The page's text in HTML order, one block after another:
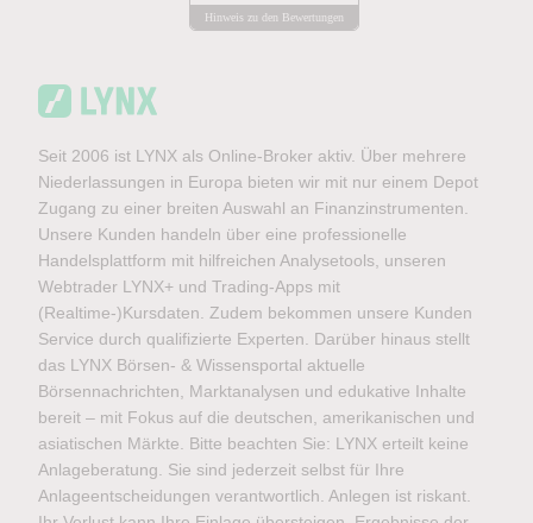
Hinweis zu den Bewertungen
Seit 2006 ist LYNX als Online-Broker aktiv. Über mehrere
Niederlassungen in Europa bieten wir mit nur einem Depot
Zugang zu einer breiten Auswahl an Finanzinstrumenten.
Unsere Kunden handeln über eine professionelle
Handelsplattform mit hilfreichen Analysetools, unseren
Webtrader LYNX+ und Trading-Apps mit
(Realtime-)Kursdaten. Zudem bekommen unsere Kunden
Service durch qualifizierte Experten. Darüber hinaus stellt
das LYNX Börsen- & Wissensportal aktuelle
Börsennachrichten, Marktanalysen und edukative Inhalte
bereit – mit Fokus auf die deutschen, amerikanischen und
asiatischen Märkte. Bitte beachten Sie: LYNX erteilt keine
Anlageberatung. Sie sind jederzeit selbst für Ihre
Anlageentscheidungen verantwortlich. Anlegen ist riskant.